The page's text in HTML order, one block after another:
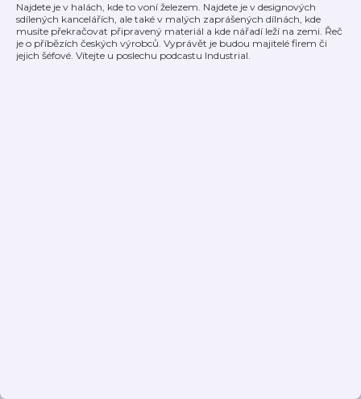
Najdete je v halách, kde to voní železem. Najdete je v designových
sdílených kancelářích, ale také v malých zaprášených dílnách, kde
musíte překračovat připravený materiál a kde nářadí leží na zemi. Řeč
je o příbězích českých výrobců. Vyprávět je budou majitelé firem či
jejich šéfové. Vítejte u poslechu podcastu Industrial.